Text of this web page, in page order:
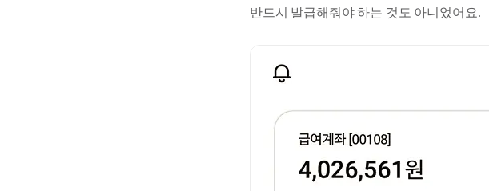
반드시 발급해줘야 하는 것도 아니었어요.